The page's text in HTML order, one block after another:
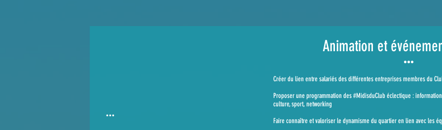
...
Animation et
•••
Créer du lien entre salariés des différentes entreprises membres du
Proposer une programmation des #MidisduClub éclectique :
culture, sport, networking
Faire connaître et valoriser le dynamisme du quartier en lien avec les